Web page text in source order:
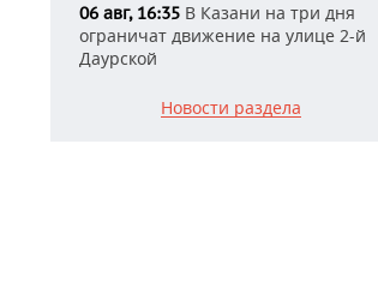
06 авг, 16:35 В Казани на три дня
ограничат движение на улице 2-й
Даурской
Новости раздела